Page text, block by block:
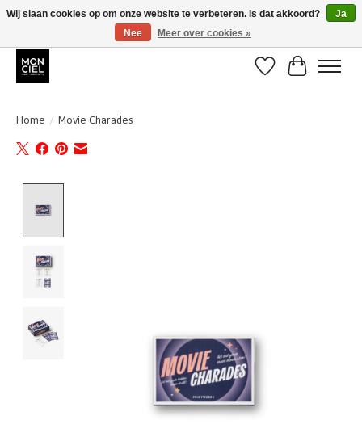
BE + NL : GRATIS VERZENDING van 31/07 t;e.m. 17/8
Verlanglijst
Home / Movie Charades
Wij slaan cookies op om onze website te verbeteren. Is dat akkoord?
Ja
Nee
Meer over cookies »